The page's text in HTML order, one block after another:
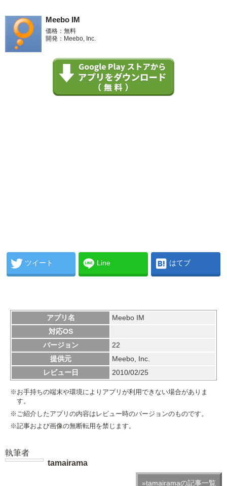
Meebo IM
価格：無料
開発：Meebo, Inc.
ツイート Line はてブ
アプリ名
Meebo IM
対応OS
バージョン
22
提供元
Meebo, Inc.
レビュー日
2010/02/25
※お手持ちの端末や環境によりアプリが利用できない場合がありま
す。
※ご紹介したアプリの内容はレビュー時のバージョンのものです。
※記事および画像の無断転用を禁じます。
執筆者
tamairama
»tamairamaの記事一覧